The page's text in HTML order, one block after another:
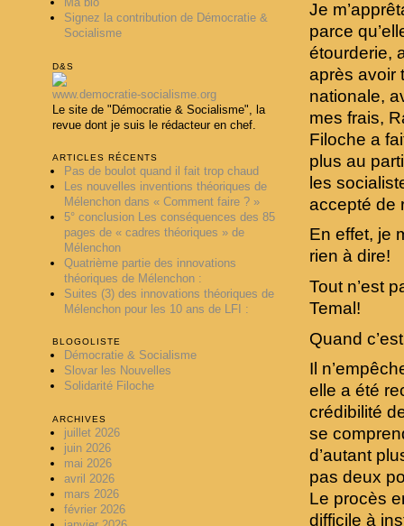
Je
parce
étourderie,
après avoir
nationale,
mes frais,
Filoche a
plus au
les
accepté de
En effet, je
rien à dire!
Tout n’est
Temal!
Quand
Il
elle a été
crédibilité
se
d’autant
pas deux
Le procès
difficile à
Signez la contribution de Démocratie &
Socialisme
D&S
www.democratie-socialisme.org
Le site de "Démocratie & Socialisme", la
revue dont je suis le rédacteur en chef.
ARTICLES RÉCENTS
Pas de boulot quand il fait trop chaud
Les nouvelles inventions théoriques de
Mélenchon dans « Comment faire ? »
5° conclusion Les conséquences des 85
pages de « cadres théoriques » de
Mélenchon
Quatrième partie des innovations
théoriques de Mélenchon :
Suites (3) des innovations théoriques de
Mélenchon pour les 10 ans de LFI :
BLOGOLISTE
Démocratie & Socialisme
Slovar les Nouvelles
Solidarité Filoche
ARCHIVES
juillet 2026
juin 2026
mai 2026
avril 2026
mars 2026
février 2026